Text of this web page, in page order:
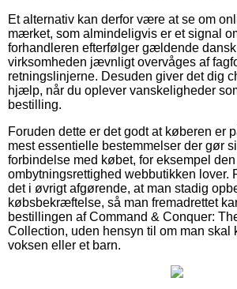
Et alternativ kan derfor være at se om
mærket, som almindeligvis er et signal
forhandleren efterfølger gældende
virksomheden jævnligt overvåges af
retningslinjerne. Desuden giver det dig
hjælp, når du oplever vanskeligheder
bestilling.
Foruden dette er det godt at køberen er
mest essentielle bestemmelser der gør
forbindelse med købet, for eksempel den
ombytningsrettighed webbutikken lover.
det i øvrigt afgørende, at man stadig
købsbekræftelse, så man fremadrettet
bestillingen af Command & Conquer:
Collection, uden hensyn til om man skal
voksen eller et barn.